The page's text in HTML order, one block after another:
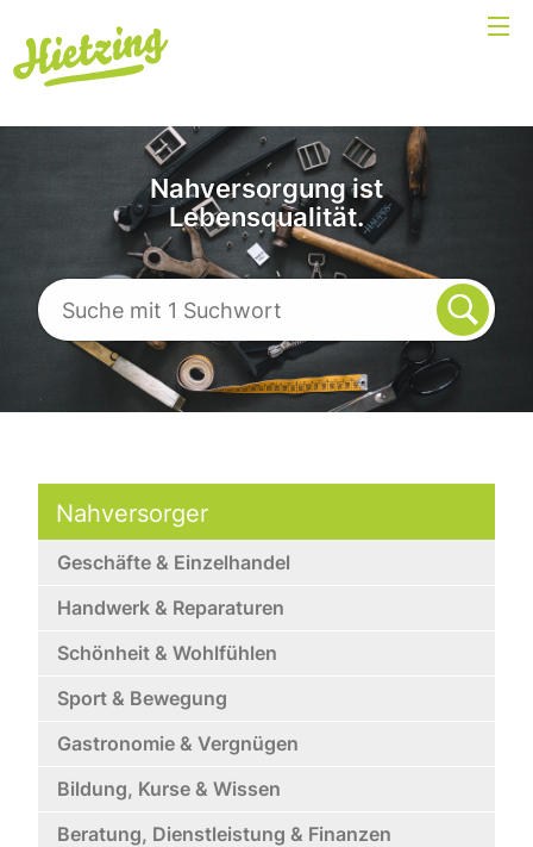
Nahversorgung ist
Lebensqualität.
Nahversorger
Geschäfte & Einzelhandel
Handwerk & Reparaturen
Schönheit & Wohlfühlen
Sport & Bewegung
Gastronomie & Vergnügen
Bildung, Kurse & Wissen
Beratung, Dienstleistung & Finanzen